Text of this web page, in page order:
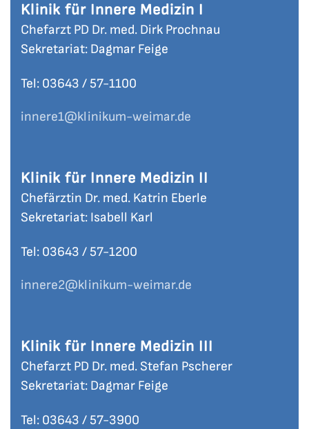
Klinik für Innere Medizin I
Chefarzt PD Dr. med. Dirk Prochnau
Sekretariat: Dagmar Feige
Tel: 03643 / 57-1100
innere1@klinikum-weimar.de
Klinik für Innere Medizin II
Chefärztin Dr. med. Katrin Eberle
Sekretariat: Isabell Karl
Tel: 03643 / 57-1200
innere2@klinikum-weimar.de
Klinik für Innere Medizin III
Chefarzt PD Dr. med. Stefan Pscherer
Sekretariat: Dagmar Feige
Tel: 03643 / 57-3900